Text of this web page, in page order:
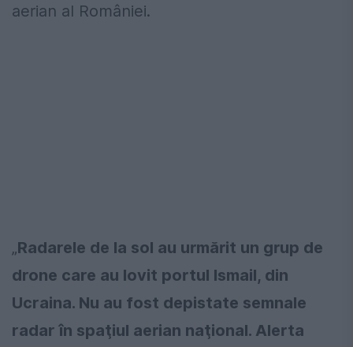
aerian al României.
„Radarele de la sol au urmărit un grup de
drone care au lovit portul Ismail, din
Ucraina. Nu au fost depistate semnale
radar în spaţiul aerian naţional. Alerta